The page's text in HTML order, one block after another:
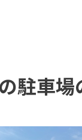
駐車場